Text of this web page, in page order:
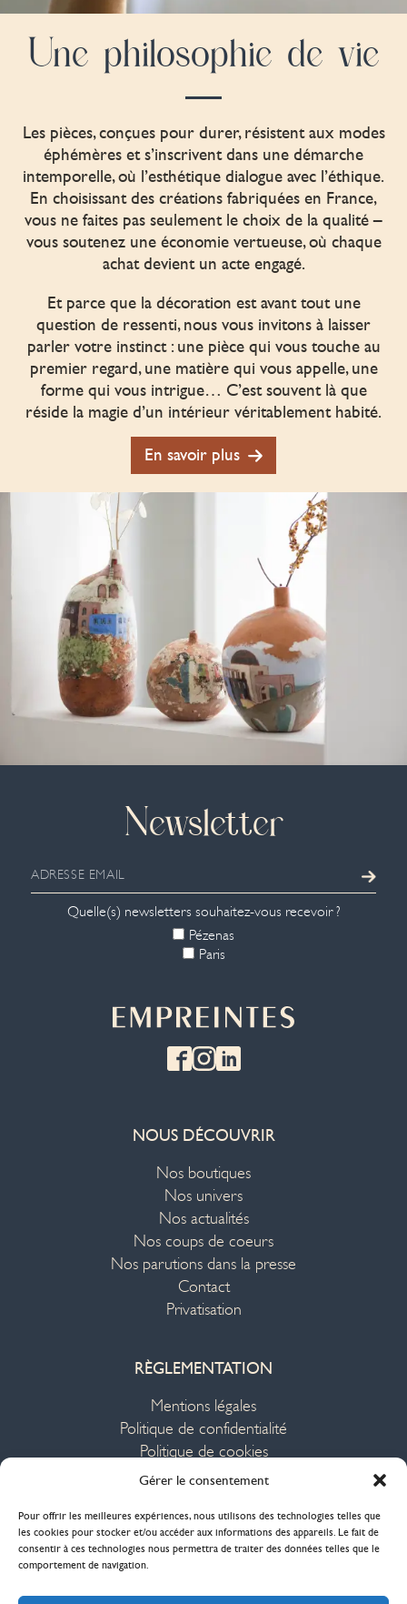
Gérer le consentement
Pour offrir les meilleures expériences, nous utilisons des technologies telles que
les cookies pour stocker et/ou accéder aux informations des appareils. Le fait de
consentir à ces technologies nous permettra de traiter des données telles que le
comportement de navigation.
Une philosophie de vie
Les pièces, conçues pour durer, résistent aux modes
éphémères et s’inscrivent dans une démarche
intemporelle, où l’esthétique dialogue avec l’éthique.
En choisissant des créations fabriquées en France,
vous ne faites pas seulement le choix de la qualité –
vous soutenez une économie vertueuse, où chaque
achat devient un acte engagé.
Et parce que la décoration est avant tout une
question de ressenti, nous vous invitons à laisser
parler votre instinct : une pièce qui vous touche au
premier regard, une matière qui vous appelle, une
forme qui vous intrigue… C’est souvent là que
réside la magie d’un intérieur véritablement habité.
En savoir plus
NOUS DÉCOUVRIR
Nos boutiques
Nos univers
Nos actualités
Nos coups de coeurs
Nos parutions dans la presse
Contact
Privatisation
RÈGLEMENTATION
Mentions légales
Politique de confidentialité
Politique de cookies
Plan du site
Newsletter
Quelle(s) newsletters souhaitez-vous recevoir ?
Pézenas
Paris
Des créations façonnées à la main en France,
en pièces uniques ou en petites séries,
par des artisans d'art.